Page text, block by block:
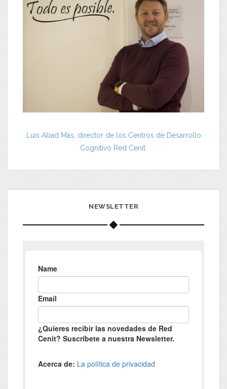
Luis Abad Más, director de los Centros de Desarrollo
Cognitivo Red Cenit.
NEWSLETTER